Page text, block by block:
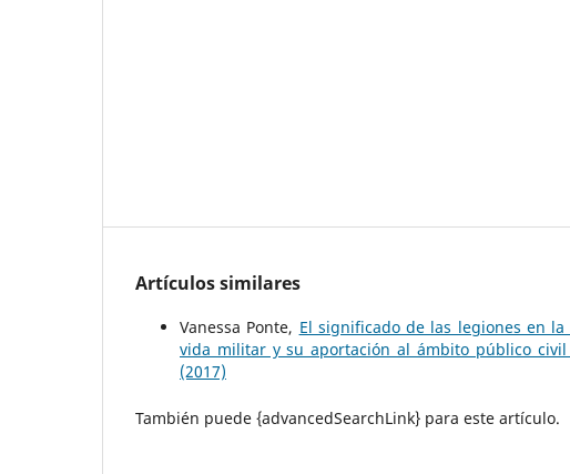
Artículos similares
Vanessa Ponte, El significado de las legiones en
vida militar y su aportación al ámbito público civil
(2017)
También puede {advancedSearchLink} para este artículo.